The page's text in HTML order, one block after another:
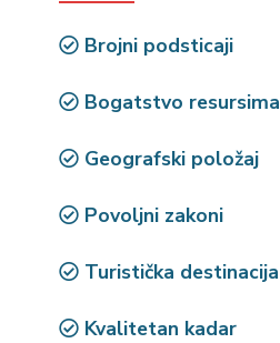
Brojni podsticaji
Bogatstvo resursima
Geografski položaj
Povoljni zakoni
Turistička destinacija
Kvalitetan kadar